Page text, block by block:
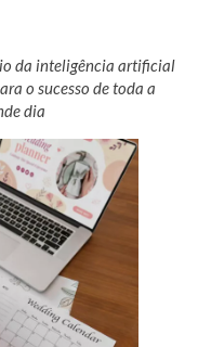
da inteligência artificial
o sucesso de toda a
dia